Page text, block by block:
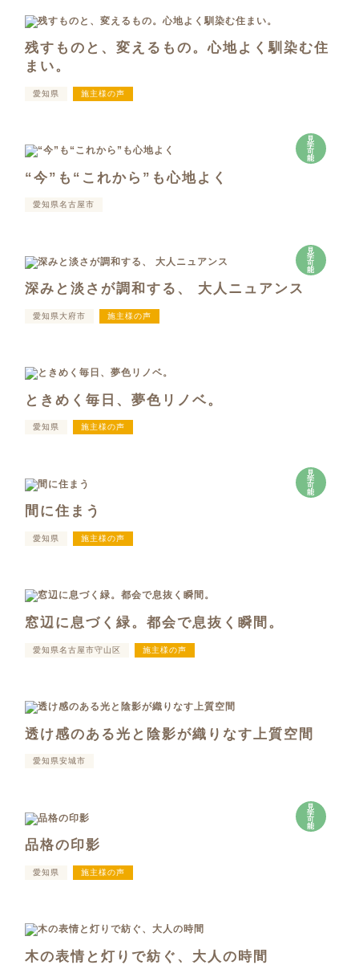
残すものと、変えるもの。心地よく馴染む住
まい。
愛知県 施主様の声
見
学
可
能
“今”も“これから”も心地よく
愛知県名古屋市
見
学
可
能
深みと淡さが調和する、 大人ニュアンス
愛知県大府市 施主様の声
ときめく毎日、夢色リノベ。
愛知県 施主様の声
見
学
可
能
間に住まう
愛知県 施主様の声
窓辺に息づく緑。都会で息抜く瞬間。
愛知県名古屋市守山区 施主様の声
透け感のある光と陰影が織りなす上質空間
愛知県安城市
見
学
可
能
品格の印影
愛知県 施主様の声
木の表情と灯りで紡ぐ、大人の時間